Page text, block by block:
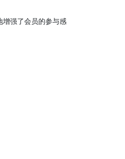
增强了会员的参与感